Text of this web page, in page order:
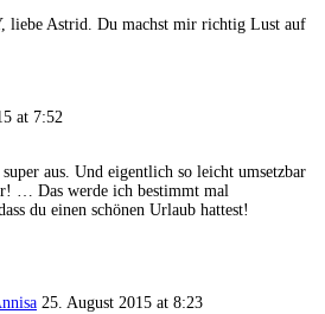
liebe Astrid. Du machst mir richtig Lust auf
at 7:52
aus. Und eigentlich so leicht umsetzbar
… Das werde ich bestimmt mal
du einen schönen Urlaub hattest!
25. August 2015 at 8:23